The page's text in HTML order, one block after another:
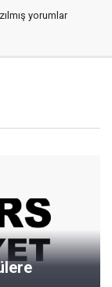
yorumlar